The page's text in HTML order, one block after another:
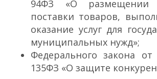
94­ФЗ «О размещении
поставки товаров,
оказание услуг для
муниципальных нужд»;
Федерального закона
135­ФЗ «О защите